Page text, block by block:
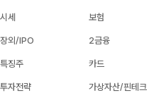
시세
장외/IPO
특징주
투자전략
보험
2금융
카드
가상자산/핀테크